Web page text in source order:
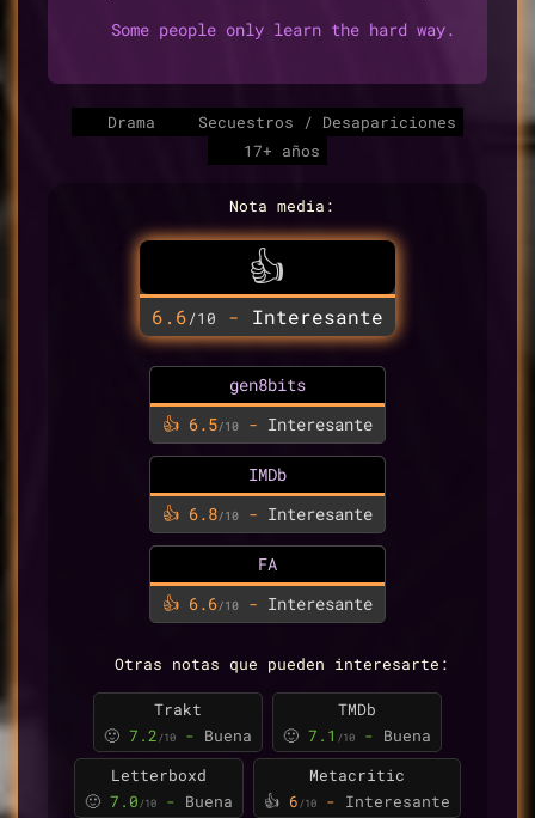
Some people only learn the hard way.
Drama
Secuestros / Desapariciones
17+ años
Nota media:
👍
6.6/10 - Interesante
gen8bits
👍 6.5/10 - Interesante
IMDb
👍 6.8/10 - Interesante
FA
👍 6.6/10 - Interesante
Otras notas que pueden interesarte:
Trakt
🙂 7.2 /10 - Buena
TMDb
🙂 7.1 /10 -
Buena
Letterboxd
🙂 7.0 /10 - Buena
Metacritic
👍 6 /10 - Interesante